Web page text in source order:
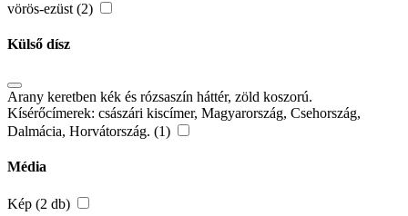
vörös-ezüst (2)
Külső dísz
Arany keretben kék és rózsaszín háttér, zöld koszorú.
Kísérőcímerek: császári kiscímer, Magyarország, Csehország,
Dalmácia, Horvátország. (1)
Média
Kép (2 db)